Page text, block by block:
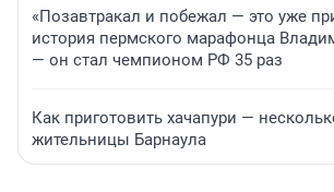
«Позавтракал и побежал — это уже
история пермского марафонца
— он стал чемпионом РФ 35 раз
Как приготовить хачапури —
жительницы Барнаула